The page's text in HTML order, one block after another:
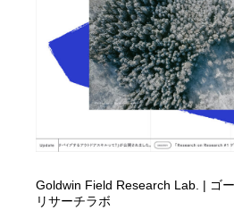
Goldwin Field Research Lab. | ゴ
リサーチラボ